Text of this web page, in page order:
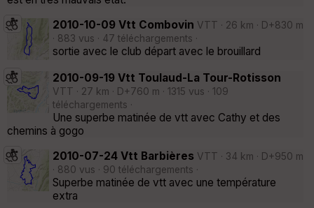
2010-10-09 Vtt Combovin VTT · 26 km · D+830 m
· 883 vus · 47 téléchargements ·
sortie avec le club départ avec le brouillard
2010-09-19 Vtt Toulaud-La Tour-Rotisson
VTT · 27 km · D+760 m · 1315 vus · 109
téléchargements ·
Une superbe matinée de vtt avec Cathy et des
chemins à gogo
2010-07-24 Vtt Barbières VTT · 34 km · D+950 m
· 880 vus · 90 téléchargements ·
Superbe matinée de vtt avec une température
extra